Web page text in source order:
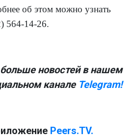
об этом можно узнать
564-14-26.
новостей в нашем
канале Telegram!
Peers.TV.